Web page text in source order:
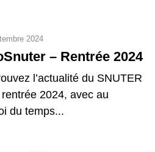
2024
– Rentrée 2024
l’actualité du SNUTER
2024, avec au
du temps...